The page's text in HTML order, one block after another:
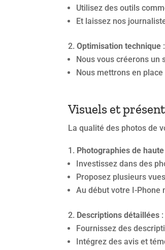
Utilisez des outils
Et laissez nos
Optimisation technique :
Nous vous créerons un
Nous mettrons en
Visuels et
La qualité des photos de
Photographies de
Investissez dans des
Proposez plusieurs
Au début votre I-Phone
Descriptions détaillées :
Fournissez des
Intégrez des avis et